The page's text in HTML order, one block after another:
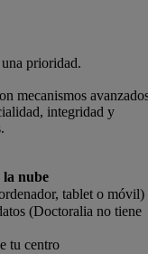
prioridad.
mecanismos
integridad y
la nube
tablet o móvil)
(Doctoralia no tiene
tu centro